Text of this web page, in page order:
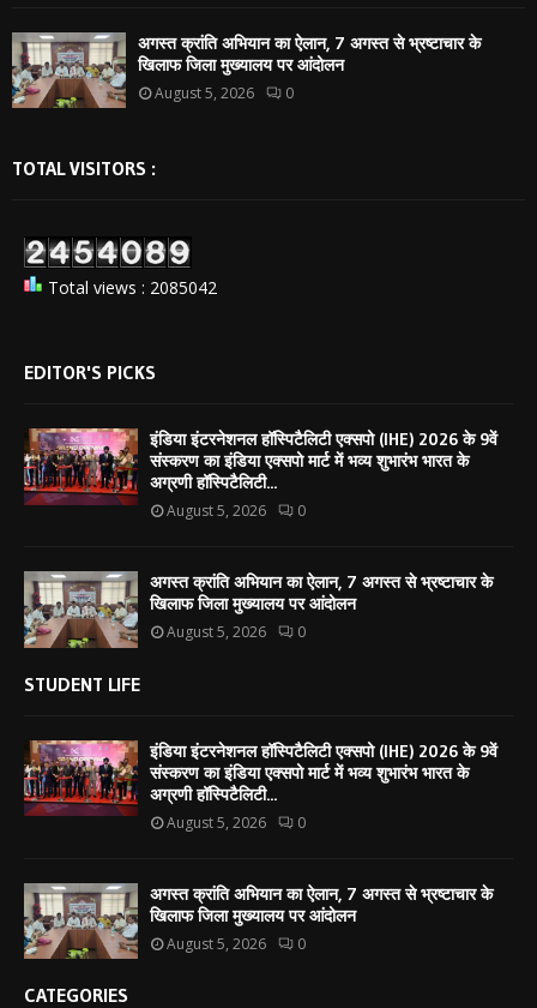
अगस्त क्रांति अभियान का ऐलान, 7 अगस्त से भ्रष्टाचार के
खिलाफ जिला मुख्यालय पर आंदोलन
August 5, 2026 0
TOTAL VISITORS :
Total views : 2085042
EDITOR'S PICKS
इंडिया इंटरनेशनल हॉस्पिटैलिटी एक्सपो (IHE) 2026 के 9वें
संस्करण का इंडिया एक्सपो मार्ट में भव्य शुभारंभ भारत के
अग्रणी हॉस्पिटैलिटी...
August 5, 2026 0
अगस्त क्रांति अभियान का ऐलान, 7 अगस्त से भ्रष्टाचार के
खिलाफ जिला मुख्यालय पर आंदोलन
August 5, 2026 0
STUDENT LIFE
इंडिया इंटरनेशनल हॉस्पिटैलिटी एक्सपो (IHE) 2026 के 9वें
संस्करण का इंडिया एक्सपो मार्ट में भव्य शुभारंभ भारत के
अग्रणी हॉस्पिटैलिटी...
August 5, 2026 0
अगस्त क्रांति अभियान का ऐलान, 7 अगस्त से भ्रष्टाचार के
खिलाफ जिला मुख्यालय पर आंदोलन
August 5, 2026 0
CATEGORIES